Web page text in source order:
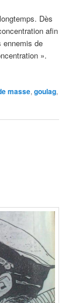
Dès
afin
ennemis de
».
masse,goulag,